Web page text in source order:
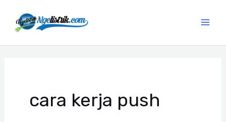
cara kerja push